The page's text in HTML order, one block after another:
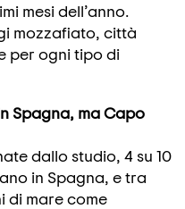
mesi dell’anno.
mozzafiato, città
per ogni tipo di
Spagna, ma Capo
dallo studio, 4 su 10
in Spagna, e tra
di mare come